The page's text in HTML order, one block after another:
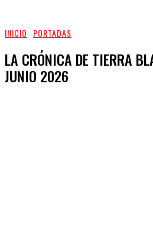
INICIO PORTADAS
LA CRÓNICA DE TIERRA
JUNIO 2026